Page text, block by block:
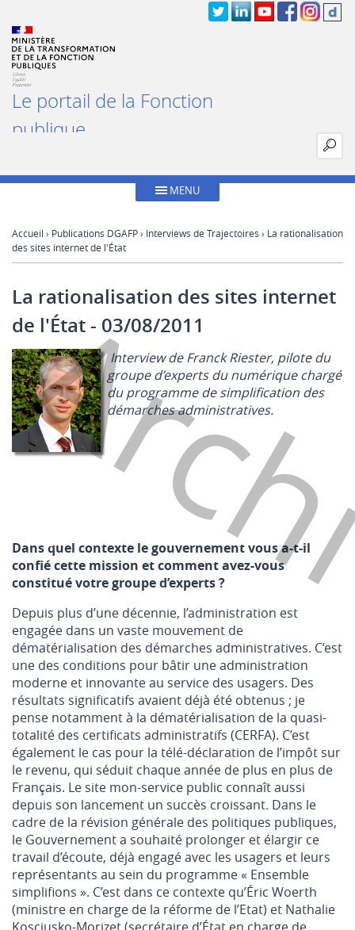
Le portail de la Fonction
publique
MENU
Accueil › Publications DGAFP› Interviews de Trajectoires › La rationalisation
des sites internet de l'État
La rationalisation des sites internet
de l'État- 03/08/2011
Interview de Franck Riester, pilote du
groupe d’experts du numérique chargé
du programme de simplification des
démarches administratives.
Dans quel contexte le gouvernement vous a-t-il
confié cette mission et comment avez-vous
constitué votre groupe d’experts ?
Depuis plus d’une décennie, l’administration est
engagée dans un vaste mouvement de
dématérialisation des démarches administratives. C’est
une des conditions pour bâtir une administration
moderne et innovante au service des usagers. Des
résultats significatifs avaient déjà été obtenus ; je
pense notamment à la dématérialisation de la quasi-
totalité des certificats administratifs (CERFA). C’est
également le cas pour la télé-déclaration de l’impôt sur
le revenu, qui séduit chaque année de plus en plus de
Français. Le site mon-service public connaît aussi
depuis son lancement un succès croissant. Dans le
cadre de la révision générale des politiques publiques,
le Gouvernement a souhaité prolonger et élargir ce
travail d’écoute, déjà engagé avec les usagers et leurs
représentants au sein du programme « Ensemble
simplifions ». C’est dans ce contexte qu’Éric Woerth
(ministre en charge de la réforme de l’Etat) et Nathalie